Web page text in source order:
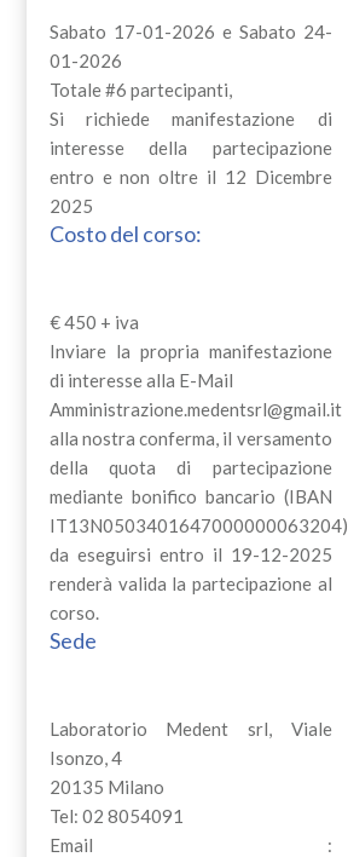
Sabato 17-01-2026 e Sabato 24-
01-2026
Totale #6 partecipanti,
Si richiede manifestazione di
interesse della partecipazione
entro e non oltre il 12 Dicembre
2025
Costo del corso:
€ 450 + iva
Inviare la propria manifestazione
di interesse alla E-Mail
Amministrazione.medentsrl@gmail.it
alla nostra conferma, il versamento
della quota di partecipazione
mediante bonifico bancario (IBAN
IT13N0503401647000000063204)
da eseguirsi entro il 19-12-2025
renderà valida la partecipazione al
corso.
Sede
Laboratorio Medent srl, Viale
Isonzo, 4
20135 Milano
Tel: 02 8054091
Email :